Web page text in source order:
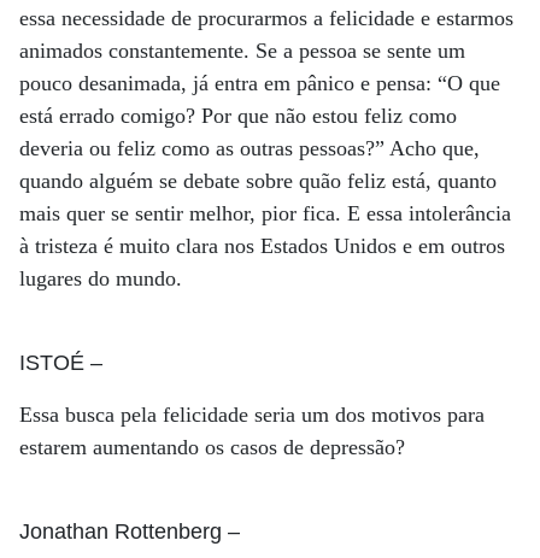
essa necessidade de procurarmos a felicidade e estarmos
animados constantemente. Se a pessoa se sente um
pouco desanimada, já entra em pânico e pensa: “O que
está errado comigo? Por que não estou feliz como
deveria ou feliz como as outras pessoas?” Acho que,
quando alguém se debate sobre quão feliz está, quanto
mais quer se sentir melhor, pior fica. E essa intolerância
à tristeza é muito clara nos Estados Unidos e em outros
lugares do mundo.
ISTOÉ –
Essa busca pela felicidade seria um dos motivos para
estarem aumentando os casos de depressão?
Jonathan Rottenberg –